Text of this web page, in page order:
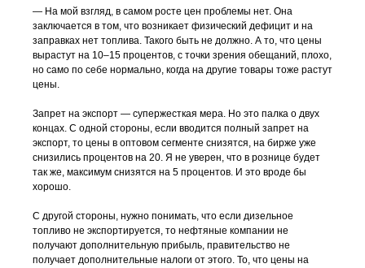
— На мой взгляд, в самом росте цен проблемы нет. Она
заключается в том, что возникает физический дефицит и на
заправках нет топлива. Такого быть не должно. А то, что цены
вырастут на 10–15 процентов, с точки зрения обещаний, плохо,
но само по себе нормально, когда на другие товары тоже растут
цены.
Запрет на экспорт — супержесткая мера. Но это палка о двух
концах. С одной стороны, если вводится полный запрет на
экспорт, то цены в оптовом сегменте снизятся, на бирже уже
снизились процентов на 20. Я не уверен, что в рознице будет
так же, максимум снизятся на 5 процентов. И это вроде бы
хорошо.
С другой стороны, нужно понимать, что если дизельное
топливо не экспортируется, то нефтяные компании не
получают дополнительную прибыль, правительство не
получает дополнительные налоги от этого. То, что цены на